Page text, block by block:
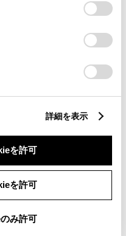
)が保存されることに同
ッキー)のオプトアウト、
にあたっては、当社の
いについて
」をご覧くだ
詳細を表示
を許可
を許可
み許可